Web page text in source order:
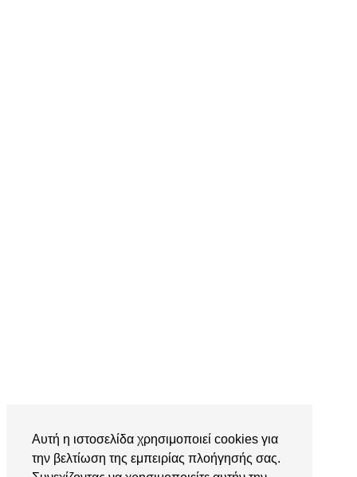
Αυτή η ιστοσελίδα χρησιμοποιεί cookies για
την βελτίωση της εμπειρίας πλοήγησής σας.